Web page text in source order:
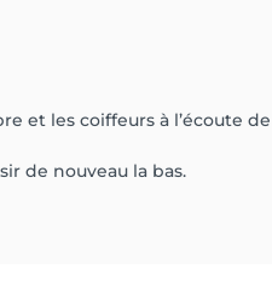
et les coiffeurs à l’écoute
de nouveau la bas.